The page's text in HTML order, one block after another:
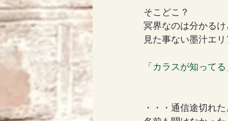
そこどこ？
冥界なのは分かるけ
見た事ない墨汁エリ
「カラスが知ってる
・・・通信途切れた